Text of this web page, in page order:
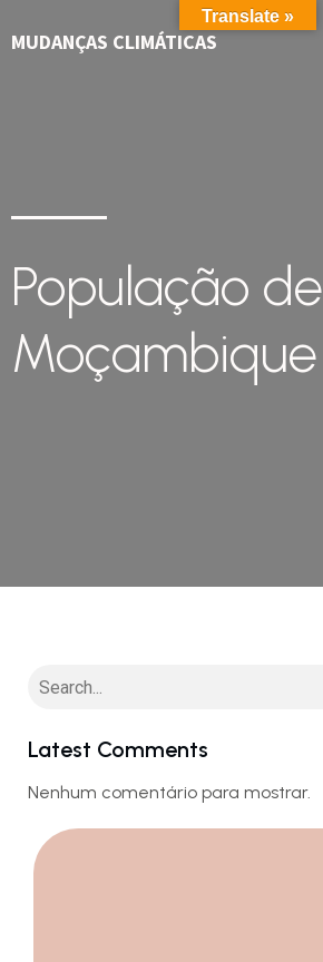
MUDANÇAS CLIMÁTICAS
População de
Moçambique
Latest Comments
Nenhum comentário para mostrar.
Translate »